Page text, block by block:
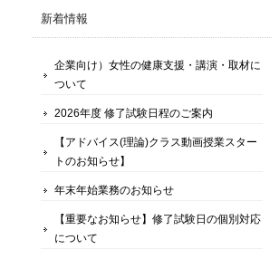
新着情報
企業向け）女性の健康支援・講演・取材に
ついて
2026年度 修了試験日程のご案内
【アドバイス(理論)クラス動画授業スター
トのお知らせ】
年末年始業務のお知らせ
【重要なお知らせ】修了試験日の個別対応
について